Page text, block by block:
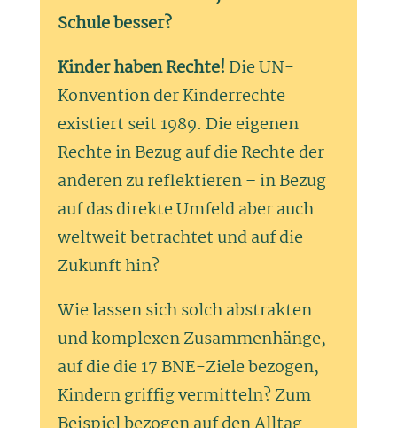
Schule besser?
Kinder haben Rechte! Die UN-
Konvention der Kinderrechte
existiert seit 1989. Die eigenen
Rechte in Bezug auf die Rechte der
anderen zu reflektieren – in Bezug
auf das direkte Umfeld aber auch
weltweit betrachtet und auf die
Zukunft hin?
Wie lassen sich solch abstrakten
und komplexen Zusammenhänge,
auf die die 17 BNE-Ziele bezogen,
Kindern griffig vermitteln? Zum